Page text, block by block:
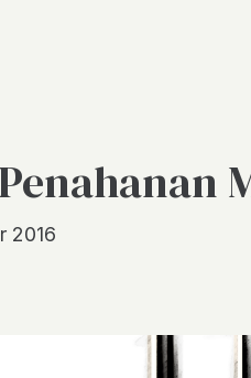
2016